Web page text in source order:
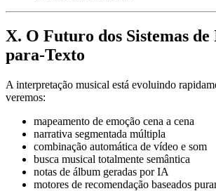
X. O Futuro dos Sistemas
para-Texto
A interpretação musical está evoluindo
veremos:
mapeamento de emoção cena a cena
narrativa segmentada múltipla
combinação automática de vídeo e som
busca musical totalmente semântica
notas de álbum geradas por IA
motores de recomendação baseados